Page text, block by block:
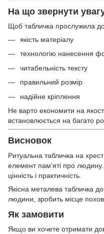
На що звернути
Щоб табличка прослужила
якість матеріалу
технологію нанесення
читабельність тексту
правильний розмір
надійне кріплення
Не варто економити на
встановлюється на багато
Висновок
Ритуальна табличка на
елемент пам’яті про
цінність і практичність.
Якісна металева табличка
людини, зробить місце
Як замовити
Якщо ви хочете отримати